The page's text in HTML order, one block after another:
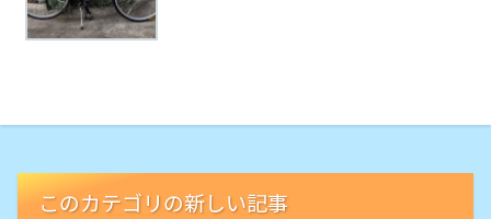
このカテゴリの新しい記事